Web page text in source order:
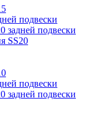
подвески
задней подвески
SS20
подвески
задней подвески